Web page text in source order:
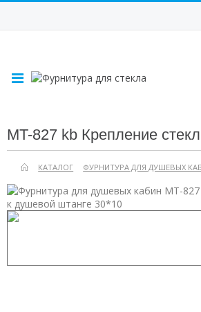
MT-827 kb Крепление
КАТАЛОГ ФУРНИТУРА ДЛЯ ДУШЕВЫХ